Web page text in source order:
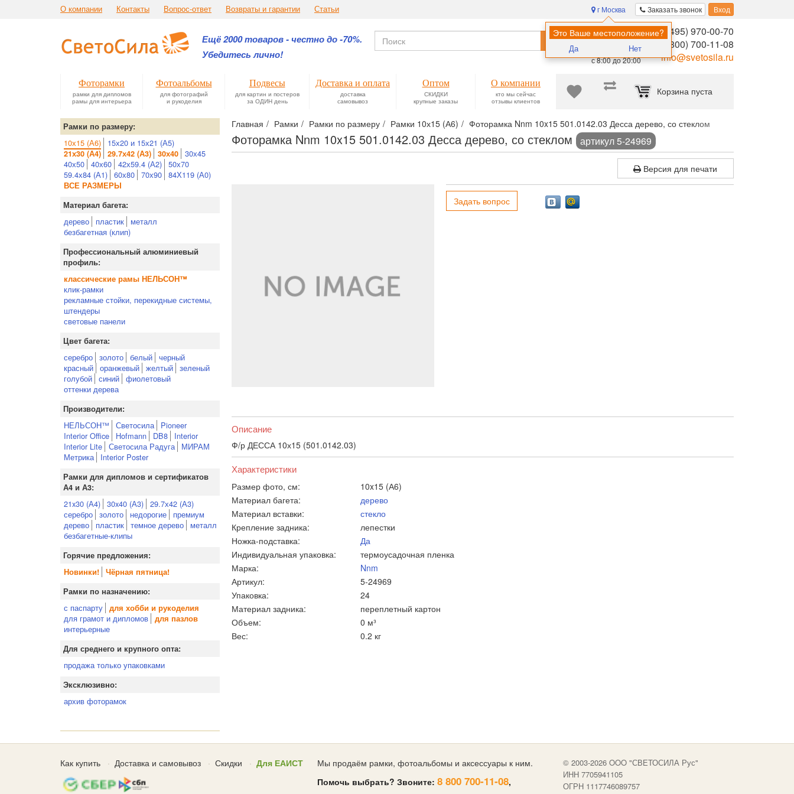
О компании Контакты Вопрос-ответ Возвраты и гарантии Статьи Заказать звонок Вход
г Москва
Это Ваше местоположение?
Да Нет
Ещё 2000 товаров - честно до -70%.
Убедитесь лично!
Помощь в
выборе:
Ежедневно,
с 8:00 до 20:00
8 (495) 970-00-70
8 (800) 700-11-08
info@svetosila.ru
Найти
Корзина пуста
Фоторамки
рамки для дипломов
рамы для интерьера
Фотоальбомы
для фотографий
и рукоделия
Подвесы
для картин и постеров
за ОДИН день
Доставка и оплата
доставка
самовывоз
Оптом
СКИДКИ
крупные заказы
О компании
кто мы сейчас
отзывы клиентов
Главная Рамки Рамки по размеру Рамки 10х15 (А6) Фоторамка Nnm 10x15 501.0142.03 Десса дерево, со стеклом
Фоторамка Nnm 10x15 501.0142.03 Десса дерево, со стеклом артикул 5-24969
Рамки по размеру:
10х15 (А6) 15х20 и 15х21 (А5)
21х30 (А4) 29.7х42 (А3) 30х40
30х45
40х50 40х60 42х59.4 (А2) 50х70
59.4х84 (А1) 60х80 70х90 84Х119 (А0)
ВСЕ РАЗМЕРЫ
Материал багета:
дерево пластик
металл
безбагетная (клип)
Профессиональный алюминиевый
профиль:
классические рамы НЕЛЬСОН™
клик-рамки
рекламные стойки, перекидные системы,
штендеры
световые панели
Цвет багета:
серебро золото белый черный
красный оранжевый желтый зеленый
голубой синий фиолетовый
оттенки дерева
Производители:
НЕЛЬСОН™ Светосила
Pioneer
Interior Office
Hofmann DB8
Interior
Interior Lite Светосила Радуга
МИРАМ
Метрика
Interior Poster
Рамки для дипломов и сертификатов
А4 и А3:
21x30 (А4) 30x40 (А3) 29.7х42 (А3)
серебро золото недорогие
премиум
дерево
пластик темное дерево
металл
безбагетные-клипы
Горячие предложения:
Новинки!
Чёрная пятница!
Рамки по назначению:
с паспарту для хобби и рукоделия
для грамот и дипломов для пазлов
интерьерные
Для среднего и крупного опта:
продажа только упаковками
Эксклюзивно:
архив фоторамок
Версия для печати
Задать вопрос
Описание
Ф/р ДЕССА 10х15 (501.0142.03)
Характеристики
Размер фото, см:
10x15 (А6)
Материал багета:
дерево
Материал вставки:
стекло
Крепление задника:
лепестки
Ножка-подставка:
Да
Индивидуальная упаковка:
термоусадочная пленка
Марка:
Nnm
Артикул:
5-24969
Упаковка:
24
Материал задника:
переплетный картон
Объем:
0 м³
Вес:
0.2 кг
Как купить Доставка и самовывоз Скидки Для ЕАИСТ
Мы продаём рамки, фотоальбомы и аксессуары к ним.
Помочь выбрать? Звоните: 8 800 700-11-08,
© 2003-2026 OOO "СВЕТОСИЛА Рус"
ИНН 7705941105
ОГРН 1117746089757